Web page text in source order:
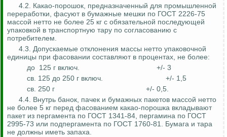
4.2. Какао-порошок, предназначенный для промышленной
переработки, фасуют в бумажные мешки по ГОСТ 2226-75
массой нетто не более 25 кг с обязательной последующей
упаковкой в транспортную тару по согласованию с
потребителем.
4.3. Допускаемые отклонения массы нетто упаковочной
единицы при фасовании составляют в процентах, не более:
до 125 г включ.
+/- 3
св. 125 до 250 г включ.
+/- 1,5
св. 250 г
+/- 0,5.
4.4. Внутрь банок, пачек и бумажных пакетов массой нетто
не более 5 кг перед фасованием какао-порошка вкладывают
пакет из пергамента по ГОСТ 1341-84, пергамина по ГОСТ
2995-73 или подпергамента по ГОСТ 1760-81. Бумага и тара
не должны иметь запаха.